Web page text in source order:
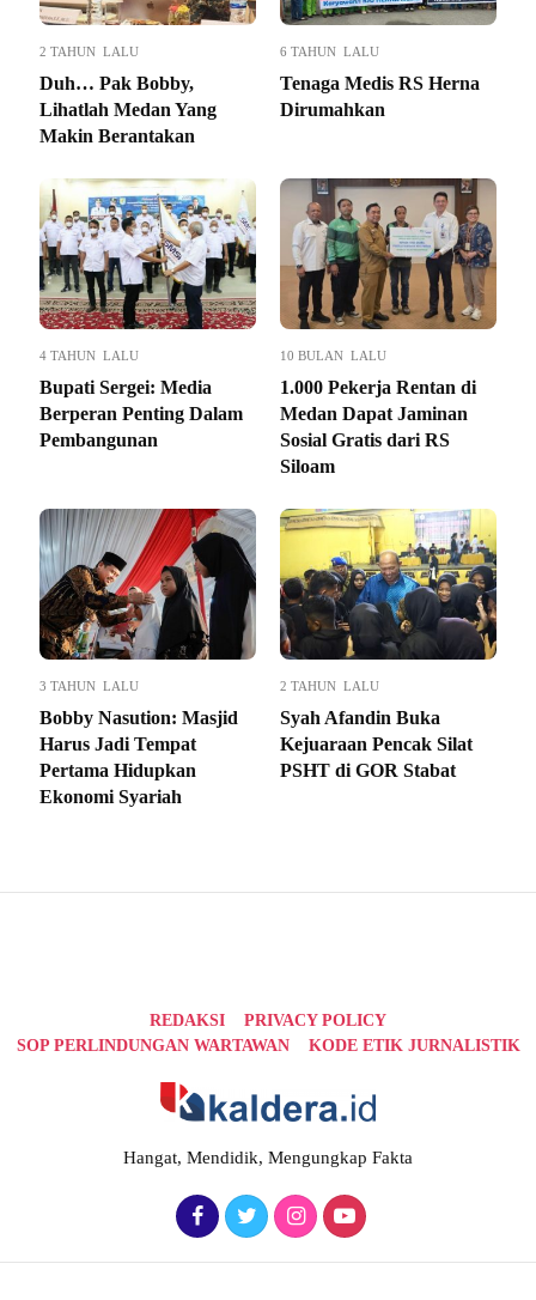
2 TAHUN LALU
Duh… Pak Bobby,
Lihatlah Medan Yang
Makin Berantakan
6 TAHUN LALU
Tenaga Medis RS Herna
Dirumahkan
4 TAHUN LALU
Bupati Sergei: Media
Berperan Penting Dalam
Pembangunan
10 BULAN LALU
1.000 Pekerja Rentan di
Medan Dapat Jaminan
Sosial Gratis dari RS
Siloam
3 TAHUN LALU
Bobby Nasution: Masjid
Harus Jadi Tempat
Pertama Hidupkan
Ekonomi Syariah
2 TAHUN LALU
Syah Afandin Buka
Kejuaraan Pencak Silat
PSHT di GOR Stabat
REDAKSI
PRIVACY POLICY
SOP PERLINDUNGAN WARTAWAN
KODE ETIK JURNALISTIK
Hangat, Mendidik, Mengungkap Fakta